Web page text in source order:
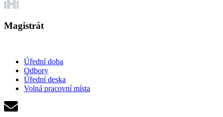
Magistrát
Úřední doba
Odbory
Úřední deska
Volná pracovní místa